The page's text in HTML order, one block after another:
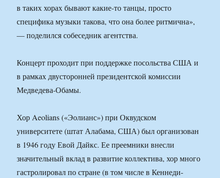
в таких хорах бывают какие-то танцы, просто
специфика музыки такова, что она более ритмична»,
— поделился собеседник агентства.
Концерт проходит при поддержке посольства США и
в рамках двусторонней президентской комиссии
Медведева-Обамы.
Хор Aeolians («Эолианс») при Оквудском
университете (штат Алабама, США) был организован
в 1946 году Евой Дайкс. Ее преемники внесли
значительный вклад в развитие коллектива, хор много
гастролировал по стране (в том числе в Кеннеди-